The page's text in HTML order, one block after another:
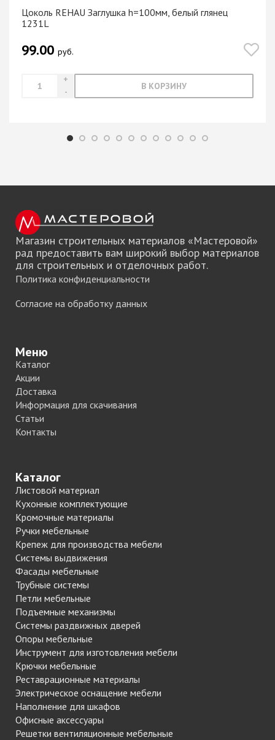
Цоколь REHAU Заглушка h=100мм, белый глянец
1231L
99.00 руб.
В КОРЗИНУ
Магазин строительных материалов «Мастеровой»
рад предоставить вам широкий выбор материалов
для строительных и отделочных работ.
Политика конфиденциальности
Согласие на обработку данных
Меню
Каталог
Акции
Доставка
Информация для скачивания
Статьи
Контакты
Каталог
Листовой материал
Кухонные комплектующие
Кромочные материалы
Ручки мебельные
Крепеж для производства мебели
Системы выдвижения
Фасады мебельные
Трубные системы
Петли мебельные
Подъемные механизмы
Системы раздвижных дверей
Опоры мебельные
Инструмент для изготовления мебели
Крючки мебельные
Реставрационные материалы
Электрическое оснащение мебели
Наполнение для шкафов
Офисные аксессуары
Решетки вентиляционные мебельные